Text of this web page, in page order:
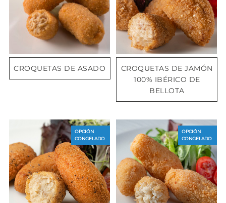
CROQUETAS DE ASADO
CROQUETAS DE JAMÓN
100% IBÉRICO DE
BELLOTA
OPCIÓN
CONGELADO
OPCIÓN
CONGELADO